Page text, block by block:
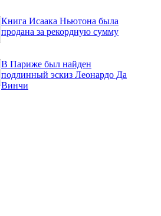
Книга Исаака Ньютона была
продана за рекордную сумму
В Париже был найден
подлинный эскиз Леонардо Да
Винчи